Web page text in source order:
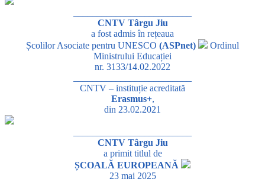
CNTV Târgu Jiu
a fost admis în rețeaua
Școlilor Asociate pentru UNESCO (ASPnet)
Ordinul
Ministrului Educației
nr. 3133/14.02.2022
CNTV – instituție acreditată
Erasmus+,
din 23.02.2021
CNTV Târgu Jiu
a primit titlul de
ȘCOALĂ EUROPEANĂ
23 mai 2025